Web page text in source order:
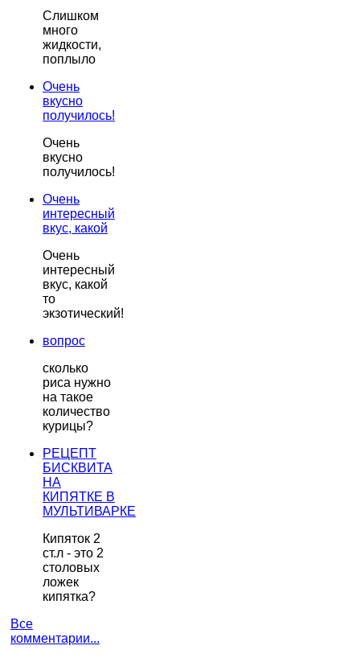
Слишком
много
жидкости,
поплыло
Очень
вкусно
получилось!
Очень
вкусно
получилось!
Очень
интересный
вкус, какой
Очень
интересный
вкус, какой
то
экзотический!
вопрос
сколько
риса нужно
на такое
количество
курицы?
РЕЦЕПТ
БИСКВИТА
НА
КИПЯТКЕ В
МУЛЬТИВАРКЕ
Кипяток 2
ст.л - это 2
столовых
ложек
кипятка?
Все
комментарии...